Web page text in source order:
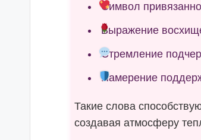
Символ
Выражение
Стремление
Намерение
Такие слова
создавая атмосферу